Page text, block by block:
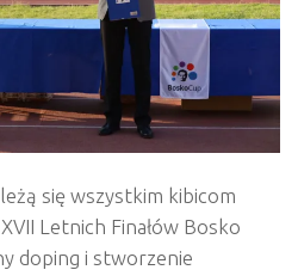
się wszystkim kibicom
Letnich Finałów Bosko
doping i stworzenie